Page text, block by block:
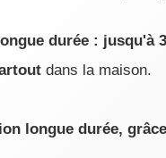
durée : jusqu'à
dans la maison.
longue durée,